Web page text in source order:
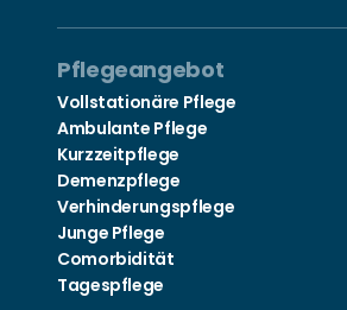
Pflegeangebot
Vollstationäre Pflege
Ambulante Pflege
Kurzzeitpflege
Demenzpflege
Verhinderungspflege
Junge Pflege
Comorbidität
Tagespflege